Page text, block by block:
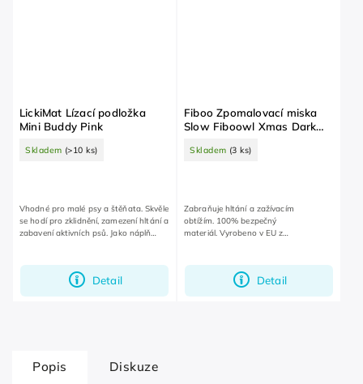
LickiMat Lízací podložka
Mini Buddy Pink
Skladem (>10 ks)
Detail
Vhodné pro malé psy a štěňata. Skvěle
se hodí pro zklidnění, zamezení hltání a
zabavení aktivních psů. Jako náplň
Fiboo Zpomalovací miska
Slow Fiboowl Xmas Dark
Skladem (3 ks)
Detail
Zabraňuje hltání a zažívacím
obtížím. 100% bezpečný
materiál. Vyrobeno v EU z
Popis Diskuze